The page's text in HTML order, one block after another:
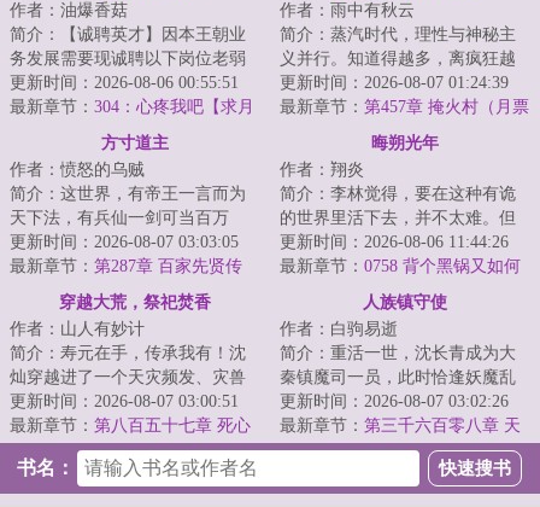
作者：油爆香菇
简介：【诚聘英才】因本王朝业
务发展需要现诚聘以下岗位老弱
病残孕、坑蒙拐骗偷以上岗位数
量不等，多多益...
更新时间：2026-08-06 00:55:51
最新章节： 304：心疼我吧【求月
作者：雨中有秋云
简介：蒸汽时代，理性与神秘主
义并行。知道得越多，离疯狂越
近，这是帷幕后的共识。李察不
信这个。或者说...
更新时间：2026-08-07 01:24:39
最新章节： 第457章 掩火村（月票
方寸道主
作者：愤怒的乌贼
简介：这世界，有帝王一言而为
天下法，有兵仙一剑可当百万
师，有儒圣一卷春秋定纲常，有
道尊一指长青演造...
更新时间：2026-08-07 03:03:05
最新章节： 第287章 百家先贤传
晦朔光年
作者：翔炎
简介：李林觉得，要在这种有诡
的世界里活下去，并不太难。但
单纯地活着，似乎又太没有上进
心了。那就定个...
更新时间：2026-08-06 11:44:26
最新章节： 0758 背个黑锅又如何
穿越大荒，祭祀焚香
作者：山人有妙计
简介：寿元在手，传承我有！沈
灿穿越进了一个天灾频发、灾兽
横行，异族视人族为血食、祭品
的大荒世界。成...
更新时间：2026-08-07 03:00:51
最新章节： 第八百五十七章 死心
人族镇守使
作者：白驹易逝
简介：重活一世，沈长青成为大
秦镇魔司一员，此时恰逢妖魔乱
世，诡怪猖獗斩杀幽级诡怪，十
三太保横练功提...
更新时间：2026-08-07 03:02:26
最新章节： 第三千六百零八章 天
妖祖庭
书名：